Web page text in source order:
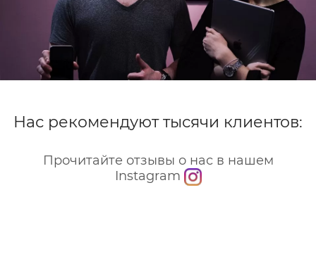
Нас рекомендуют тысячи клиентов:
Прочитайте отзывы о нас в нашем
Instagram